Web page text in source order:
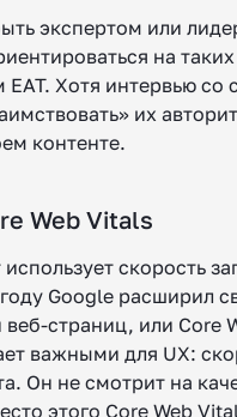
экспертом или
на
Хотя интервью
их
контенте.
Web Vitals
скорость
Google расширил
страниц, или Core
важными для UX:
Он не смотрит на
этого Core Web